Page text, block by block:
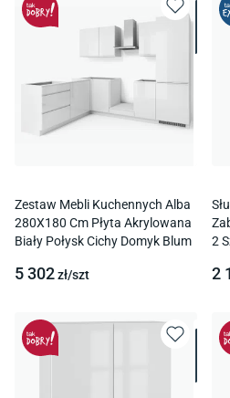
Zestaw Mebli Kuchennych Alba
280X180 Cm Płyta Akrylowana
Biały Połysk Cichy Domyk Blum
5 302zł/szt
2
2